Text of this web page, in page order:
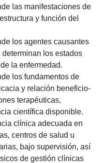
las manifestaciones de
y función del
los agentes causantes
los estados
la enfermedad.
los fundamentos de
y relación beneficio-
terapéuticas,
científica disponible.
clínica adecuada en
centros de salud u
bajo supervisión, así
de gestión clínicas